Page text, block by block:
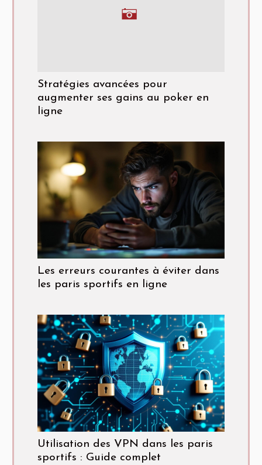
Stratégies avancées pour
augmenter ses gains au poker en
ligne
Les erreurs courantes à éviter dans
les paris sportifs en ligne
Utilisation des VPN dans les paris
sportifs : Guide complet